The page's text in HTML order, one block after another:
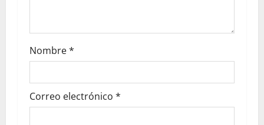
Nombre*
Correo electrónico *